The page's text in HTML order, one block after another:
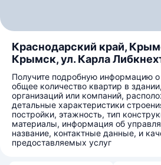
Краснодарский край,
Крымск, ул. Карла
Получите подробную информацию
общее количество квартир в
организаций или компаний,
детальные характеристики
постройки, этажность, тип
материалы, информация об
название, контактные данные, и
предоставляемых услуг